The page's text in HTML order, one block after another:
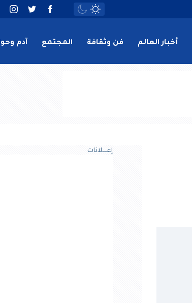
أخبار العالم فن وثقافة المجتمع آدم
إعــــلانات